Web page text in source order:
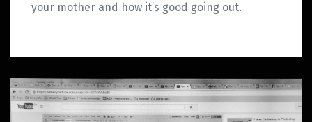
your mother and how it’s good going out.